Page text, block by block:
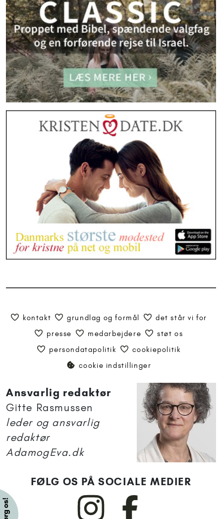
kontakt grundlag og formål
det står vi for
presse
medarbejdere
støt os
persondatapolitik
cookiepolitik
cookie indstillinger
Ansvarlig redaktør
Gitte Rasmussen
leder og ansvarlig
redaktør
AdamogEva.dk
FØLG OS PÅ SOCIALE MEDIER